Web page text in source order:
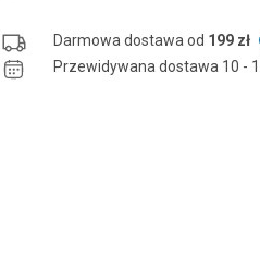
Darmowa dostawa od 199 zł
Przewidywana dostawa 10 -